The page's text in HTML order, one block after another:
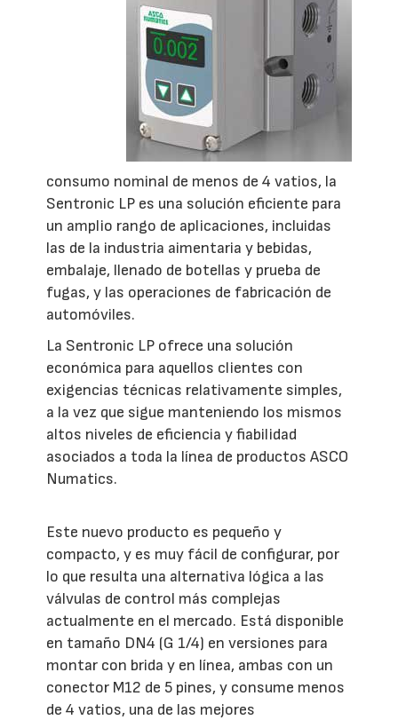
consumo nominal de menos de 4 vatios, la
Sentronic LP es una solución eficiente para
un amplio rango de aplicaciones, incluidas
las de la industria aimentaria y bebidas,
embalaje, llenado de botellas y prueba de
fugas, y las operaciones de fabricación de
automóviles.
La Sentronic LP ofrece una solución
económica para aquellos clientes con
exigencias técnicas relativamente simples,
a la vez que sigue manteniendo los mismos
altos niveles de eficiencia y fiabilidad
asociados a toda la línea de productos ASCO
Numatics.
Este nuevo producto es pequeño y
compacto, y es muy fácil de configurar, por
lo que resulta una alternativa lógica a las
válvulas de control más complejas
actualmente en el mercado. Está disponible
en tamaño DN4 (G 1/4) en versiones para
montar con brida y en línea, ambas con un
conector M12 de 5 pines, y consume menos
de 4 vatios, una de las mejores